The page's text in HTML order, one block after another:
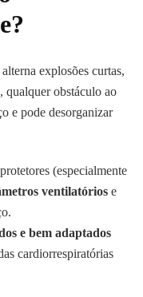
explosões curtas,
qualquer obstáculo ao
e pode desorganizar
(especialmente
ventilatórios e
e bem adaptados
cardiorrespiratórias